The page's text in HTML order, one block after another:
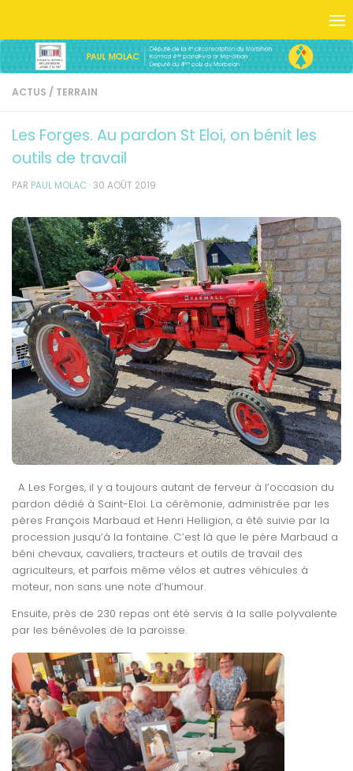
ACTUS / TERRAIN
Les Forges. Au pardon St Eloi, on bénit les
outils de travail
PAR PAUL MOLAC ·30 AOÛT 2019
A Les Forges, il y a toujours autant de ferveur à l’occasion du
pardon dédié à Saint-Eloi. La cérémonie, administrée par les
pères François Marbaud et Henri Helligion, a été suivie par la
procession jusqu’à la fontaine. C’est là que le père Marbaud a
béni chevaux, cavaliers, tracteurs et outils de travail des
agriculteurs, et parfois même vélos et autres véhicules à
moteur, non sans une note d’humour.
Ensuite, près de 230 repas ont été servis à la salle polyvalente
par les bénévoles de la paroisse.